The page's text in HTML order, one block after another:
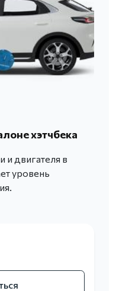
хэтчбека
и двигателя в
уровень